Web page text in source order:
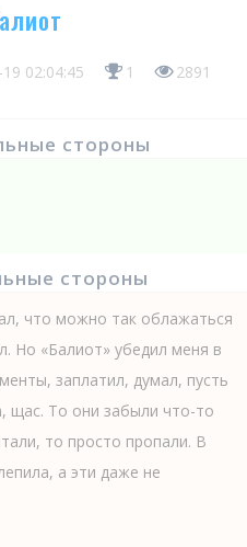
02:04:45 1 2891
стороны
стороны
что можно так облажаться
Но «Балиот» убедил меня в
заплатил, думал, пусть
щас. То они забыли что-то
то просто пропали. В
а эти даже не